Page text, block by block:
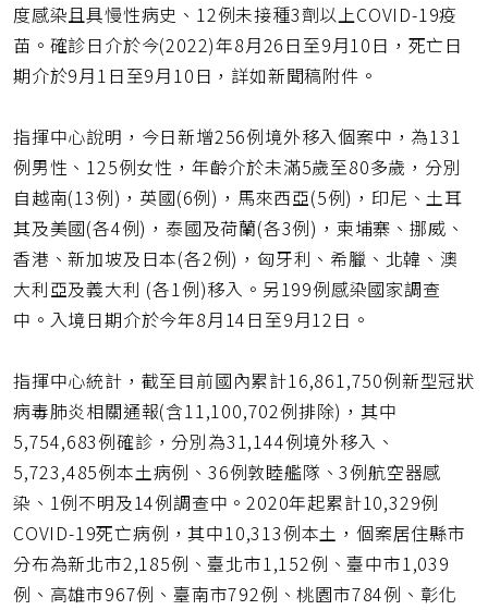
度感染且具慢性病史、12例未接種3劑以上COVID-19疫
苗。確診日介於今(2022)年8月26日至9月10日，死亡日
期介於9月1日至9月10日，詳如新聞稿附件。
指揮中心說明，今日新增256例境外移入個案中，為131
例男性、125例女性，年齡介於未滿5歲至80多歲，分別
自越南(13例)，英國(6例)，馬來西亞(5例)，印尼、土耳
其及美國(各4例)，泰國及荷蘭(各3例)，柬埔寨、挪威、
香港、新加坡及日本(各2例)，匈牙利、希臘、北韓、澳
大利亞及義大利 (各1例)移入。另199例感染國家調查
中。入境日期介於今年8月14日至9月12日。
指揮中心統計，截至目前國內累計16,861,750例新型冠狀
病毒肺炎相關通報(含11,100,702例排除)，其中
5,754,683例確診，分別為31,144例境外移入、
5,723,485例本土病例、36例敦睦艦隊、3例航空器感
染、1例不明及14例調查中。2020年起累計10,329例
COVID-19死亡病例，其中10,313例本土，個案居住縣市
分布為新北市2,185例、臺北市1,152例、臺中市1,039
例、高雄市967例、臺南市792例、桃園市784例、彰化